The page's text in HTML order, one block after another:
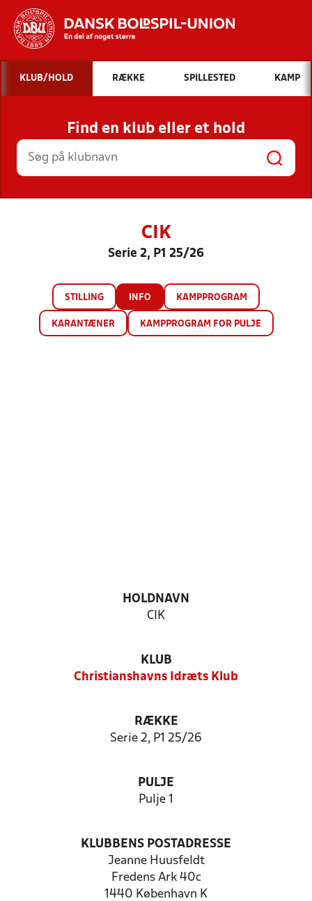
Hvad vil du søge efter?
INDHOLD OG NYHEDER
STILLINGER, RESULTATER, KLUBBER OG
HOLD
KLUB/HOLD RÆKKE SPILLESTED KAMP
Find en klub eller et hold
CIK
Serie 2, P1 25/26
STILLING INFO KAMPPROGRAM
KARANTÆNER KAMPPROGRAM FOR PULJE
HOLDNAVN
CIK
KLUB
Christianshavns Idræts Klub
RÆKKE
Serie 2, P1 25/26
PULJE
Pulje 1
KLUBBENS POSTADRESSE
Jeanne Huusfeldt
Fredens Ark 40c
1440 København K